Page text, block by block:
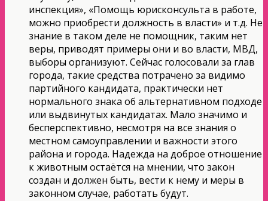
инспекция», «Помощь юрисконсульта в работе,
можно приобрести должность в власти» и т.д. Не
знание в таком деле не помощник, таким нет
веры, приводят примеры они и во власти, МВД,
выборы организуют. Сейчас голосовали за глав
города, такие средства потрачено за видимо
партийного кандидата, практически нет
нормального знака об альтернативном подходе
или выдвинутых кандидатах. Мало значимо и
бесперспективно, несмотря на все знания о
местном самоуправлении и важности этого
района и города. Надежда на доброе отношение
к животным остаётся на мнении, что закон
создан и должен быть, вести к нему и меры в
законном случае, работать будут.